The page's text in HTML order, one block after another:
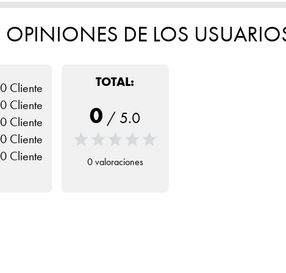
OPINIONES DE LOS
0 Cliente
0 Cliente
0 Cliente
0 Cliente
0 Cliente
TOTAL:
0 / 5.0
0 valoraciones